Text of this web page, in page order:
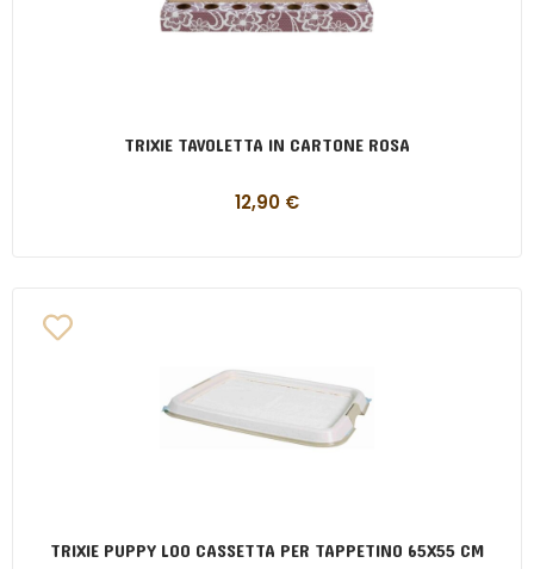
TRIXIE TAVOLETTA IN CARTONE ROSA
12,90 €
TRIXIE PUPPY LOO CASSETTA PER TAPPETINO 65X55 CM